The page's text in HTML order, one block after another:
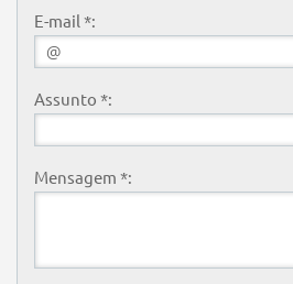
E-mail *:
Assunto *:
Mensagem *: